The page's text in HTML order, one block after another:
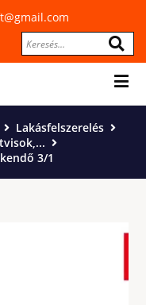
Lakásfelszerelés
3/1